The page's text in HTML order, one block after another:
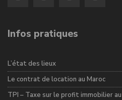
Infos pratiques
L’état des lieux
Le contrat de location au Maroc
TPI – Taxe sur le profit immobilier